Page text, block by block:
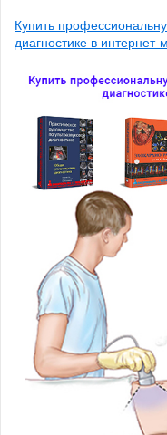
Купить
диагностике в